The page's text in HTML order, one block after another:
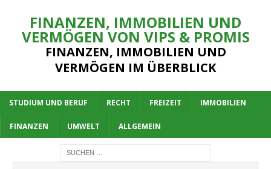
FINANZEN, IMMOBILIEN UND
VERMÖGEN VON VIPS & PROMIS
FINANZEN, IMMOBILIEN UND
VERMÖGEN IM ÜBERBLICK
STUDIUM UND BERUF RECHT FREIZEIT IMMOBILIEN
FINANZEN UMWELT ALLGEMEIN